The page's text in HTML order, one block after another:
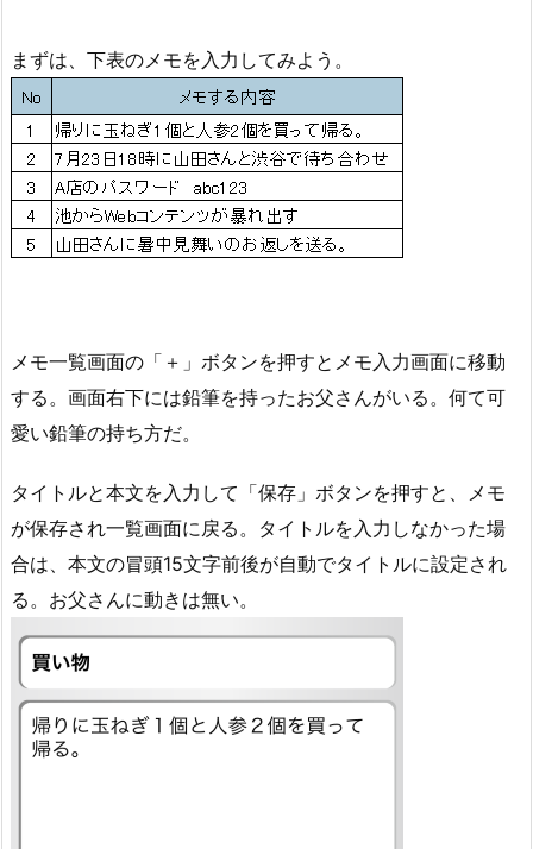
まずは、下表のメモを入力してみよう。
メモ一覧画面の「＋」ボタンを押すとメモ入力画面に移動
する。画面右下には鉛筆を持ったお父さんがいる。何て可
愛い鉛筆の持ち方だ。
タイトルと本文を入力して「保存」ボタンを押すと、メモ
が保存され一覧画面に戻る。タイトルを入力しなかった場
合は、本文の冒頭15文字前後が自動でタイトルに設定され
る。お父さんに動きは無い。